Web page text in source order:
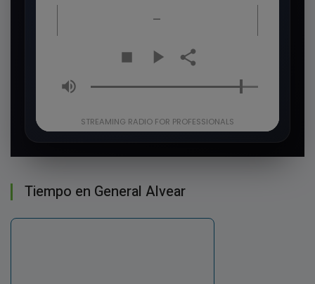
Tiempo en General Alvear